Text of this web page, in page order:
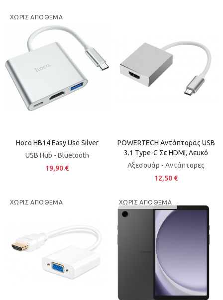
ΧΩΡΊΣ ΑΠΌΘΕΜΑ
Hoco HB14 Easy Use Silver
USB Hub - Bluetooth
19,90 €
POWERTECH Αντάπτορας USB
3.1 Type-C Σε HDMI, Λευκό
Aξεσουάρ - Αντάπτορες
12,50 €
ΧΩΡΊΣ ΑΠΌΘΕΜΑ ΧΩΡΊΣ ΑΠΌΘΕΜΑ